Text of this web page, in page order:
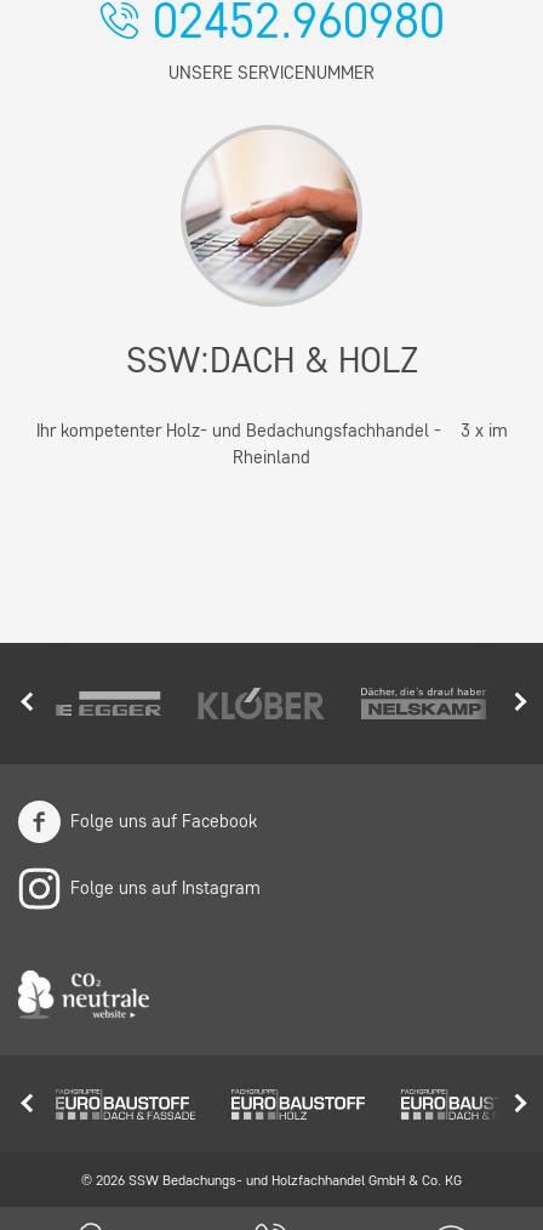
02452.960980
UNSERE SERVICENUMMER
SSW:DACH & HOLZ
Ihr kompetenter Holz- und Bedachungsfachhandel - 3 x im
Rheinland
Folge uns auf Facebook
Folge uns auf Instagram
© 2026 SSW Bedachungs- und Holzfachhandel GmbH & Co. KG